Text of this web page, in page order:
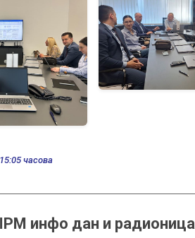
часова
инфо дан и